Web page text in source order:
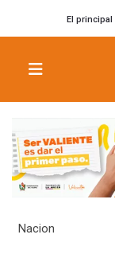
El principal
Nacion